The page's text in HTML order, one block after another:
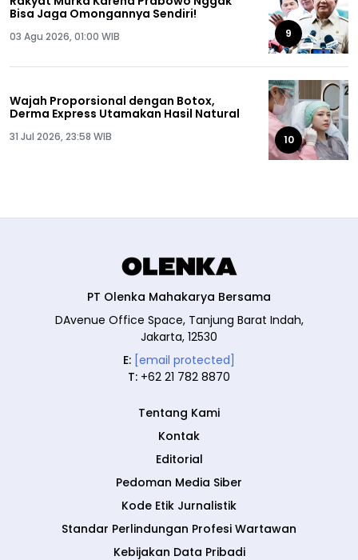
Bisa Jaga Omongannya Sendiri!
03 Agu 2026, 01:00 WIB 9
Wajah Proporsional dengan Botox,
Derma Express Utamakan Hasil Natural
31 Jul 2026, 23:58 WIB 10
PT Olenka Mahakarya Bersama
DAvenue Office Space, Tanjung Barat Indah,
Jakarta, 12530
E: [email protected]
T: +62 21 782 8870
Tentang Kami
Kontak
Editorial
Pedoman Media Siber
Kode Etik Jurnalistik
Standar Perlindungan Profesi Wartawan
Kebijakan Data Pribadi